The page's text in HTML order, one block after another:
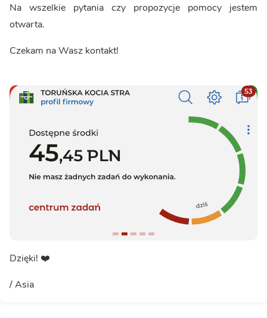
Na wszelkie pytania czy propozycje pomocy jestem
otwarta.
Czekam na Wasz kontakt!
Dzięki! ❤️
/ Asia